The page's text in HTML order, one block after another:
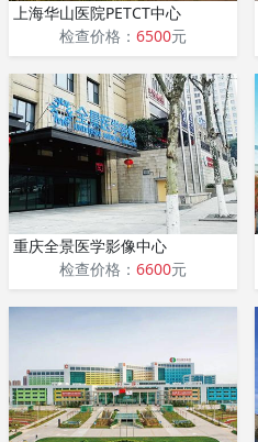
上海华山医院PETCT中心
检查价格： 6500元
重庆全景医学影像中心
检查价格： 6600元